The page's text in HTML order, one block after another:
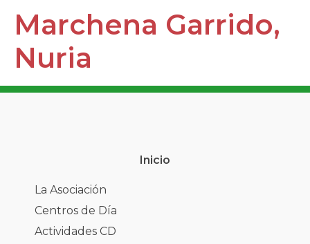
Marchena Garrido,
Nuria
Inicio
La Asociación
Centros de Día
Actividades CD